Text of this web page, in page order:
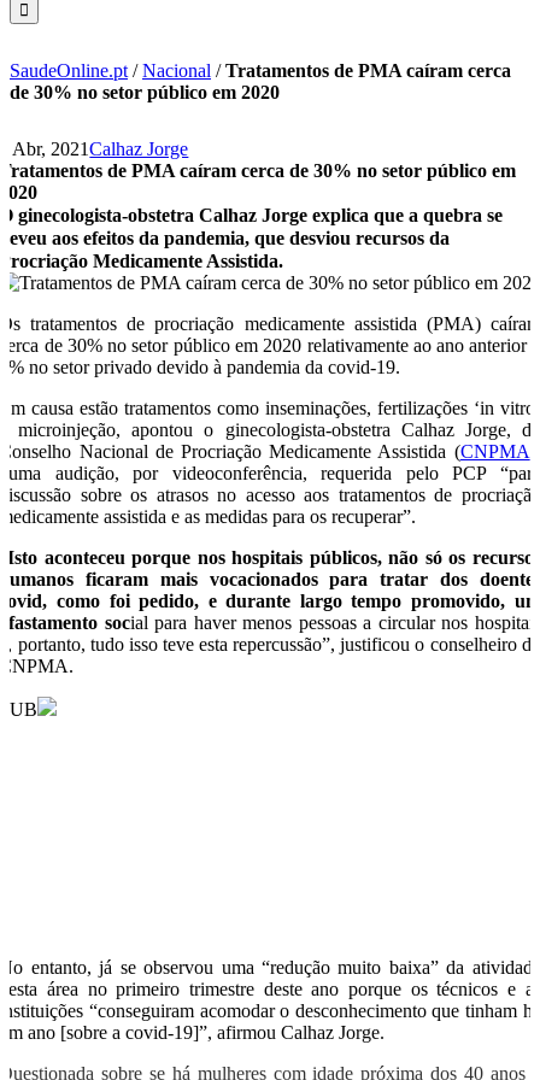
SaudeOnline.pt /Nacional /Tratamentos de PMA caíram cerca
de 30% no setor público em 2020
7 Abr, 2021Calhaz Jorge
Tratamentos de PMA caíram cerca de 30% no setor público em
2020
O ginecologista-obstetra Calhaz Jorge explica que a quebra se
deveu aos efeitos da pandemia, que desviou recursos da
Procriação Medicamente Assistida.
Os tratamentos de procriação medicamente assistida (PMA) caíram
cerca de 30% no setor público em 2020 relativamente ao ano anterior e
6% no setor privado devido à pandemia da covid-19.
Em causa estão tratamentos como inseminações, fertilizações ‘in vitro’
e microinjeção, apontou o ginecologista-obstetra Calhaz Jorge, do
Conselho Nacional de Procriação Medicamente Assistida (CNPMA
numa audição, por videoconferência, requerida pelo PCP “para
discussão sobre os atrasos no acesso aos tratamentos de procriação
medicamente assistida e as medidas para os recuperar”.
Isto aconteceu porque nos hospitais públicos, não só os recursos
humanos ficaram mais vocacionados para tratar dos doentes
covid, como foi pedido, e durante largo tempo promovido, um
afastamento social para haver menos pessoas a circular nos hospitais
e, portanto, tudo isso teve esta repercussão”, justificou o conselheiro do
CNPMA.
PUB
No entanto, já se observou uma “redução muito baixa” da atividade
nesta área no primeiro trimestre deste ano porque os técnicos e as
instituições “conseguiram acomodar o desconhecimento que tinham há
um ano [sobre a covid-19]”, afirmou Calhaz Jorge.
Questionada sobre se há mulheres com idade próxima dos 40 anos a